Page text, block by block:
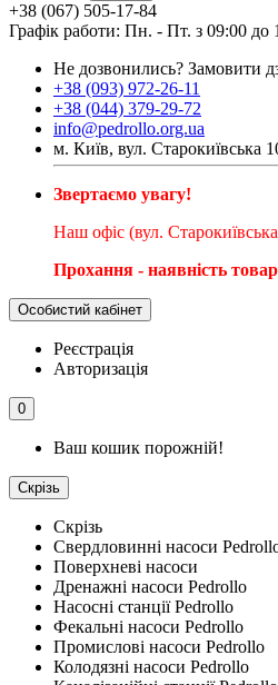
+38 (067) 505-17-84
Графік работи: Пн. - Пт. з 09:00 до
Не дозвонились? Замовити
+38 (093) 972-26-11
+38 (044) 379-29-72
info@pedrollo.org.ua
м. Київ, вул. Старокиївська
Звертаємо увагу!
Наш офіс (вул.
Прохання - наявність
Особистий кабінет
Реєстрація
Авторизація
0
Ваш кошик порожній!
Скрізь
Скрізь
Свердловинні насоси
Поверхневі насоси
Дренажні насоси Pedrollo
Насосні станції Pedrollo
Фекальні насоси Pedrollo
Промислові насоси Pedrollo
Колодязні насоси Pedrollo